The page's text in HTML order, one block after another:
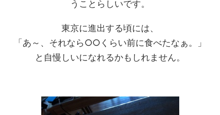
うことらしいです。
東京に進出する頃には、
「あ～、それなら○○くらい前に食べたなぁ。」
と自慢しいになれるかもしれません。